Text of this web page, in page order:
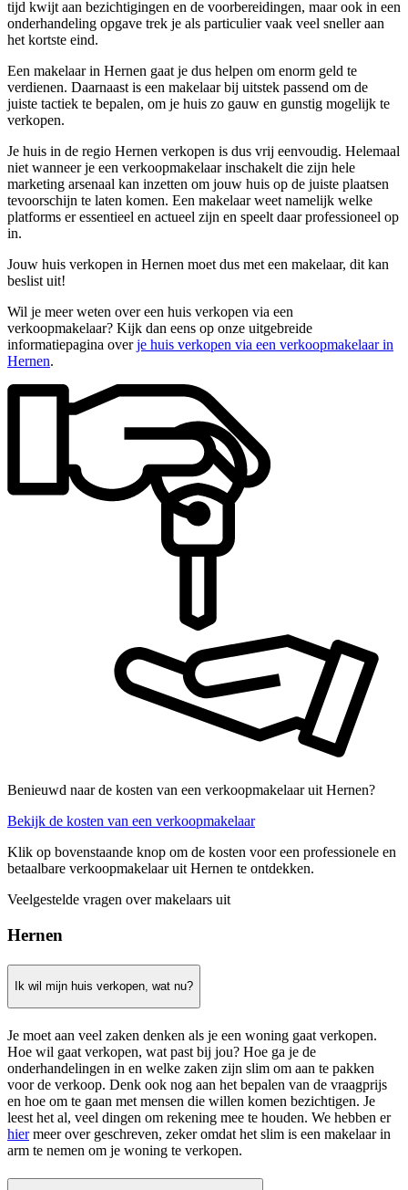
tijd kwijt aan bezichtigingen en de voorbereidingen, maar ook in een
onderhandeling opgave trek je als particulier vaak veel sneller aan
het kortste eind.
Een makelaar in Hernen gaat je dus helpen om enorm geld te
verdienen. Daarnaast is een makelaar bij uitstek passend om de
juiste tactiek te bepalen, om je huis zo gauw en gunstig mogelijk te
verkopen.
Je huis in de regio Hernen verkopen is dus vrij eenvoudig. Helemaal
niet wanneer je een verkoopmakelaar inschakelt die zijn hele
marketing arsenaal kan inzetten om jouw huis op de juiste plaatsen
tevoorschijn te laten komen. Een makelaar weet namelijk welke
platforms er essentieel en actueel zijn en speelt daar professioneel op
in.
Jouw huis verkopen in Hernen moet dus met een makelaar, dit kan
beslist uit!
Wil je meer weten over een huis verkopen via een
verkoopmakelaar? Kijk dan eens op onze uitgebreide
informatiepagina overje huis verkopen via een verkoopmakelaar in
Hernen.
Benieuwd naar de kosten van een verkoopmakelaar uit Hernen?
Bekijk de kosten van een verkoopmakelaar
Klik op bovenstaande knop om de kosten voor een professionele en
betaalbare verkoopmakelaar uit Hernen te ontdekken.
Veelgestelde vragen over makelaars uit
Hernen
Ik wil mijn huis verkopen, wat nu?
Je moet aan veel zaken denken als je een woning gaat verkopen.
Hoe wil gaat verkopen, wat past bij jou? Hoe ga je de
onderhandelingen in en welke zaken zijn slim om aan te pakken
voor de verkoop. Denk ook nog aan het bepalen van de vraagprijs
en hoe om te gaan met mensen die willen komen bezichtigen. Je
leest het al, veel dingen om rekening mee te houden. We hebben er
hiermeer over geschreven, zeker omdat het slim is een makelaar in
arm te nemen om je woning te verkopen.